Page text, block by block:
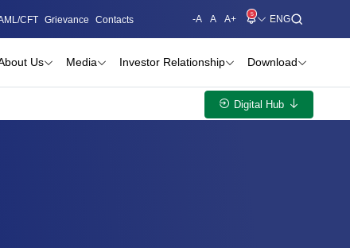
CFT Grievance Contacts -A A A+ 5
Us Media Investor Relationship Download
Digital Hub